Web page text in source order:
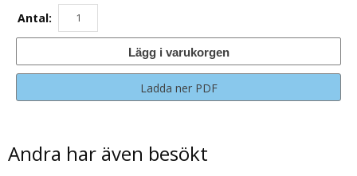
Antal:
Lägg i varukorgen
Ladda ner PDF
Andra har även besökt